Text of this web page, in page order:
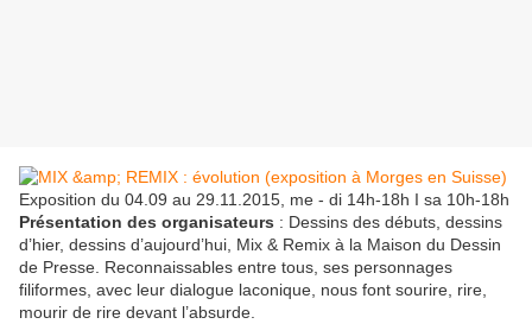
Exposition du 04.09 au 29.11.2015, me - di 14h-18h I sa 10h-18h
Présentation des organisateurs : Dessins des débuts, dessins
d’hier, dessins d’aujourd’hui, Mix & Remix à la Maison du Dessin
de Presse. Reconnaissables entre tous, ses personnages
filiformes, avec leur dialogue laconique, nous font sourire, rire,
mourir de rire devant l’absurde.